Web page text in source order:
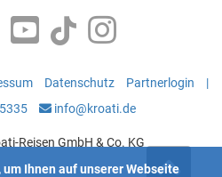
Datenschutz Partnerlogin
|
info@kroati.de
Reisen GmbH & Co. KG
Ihnen auf unserer Webseite